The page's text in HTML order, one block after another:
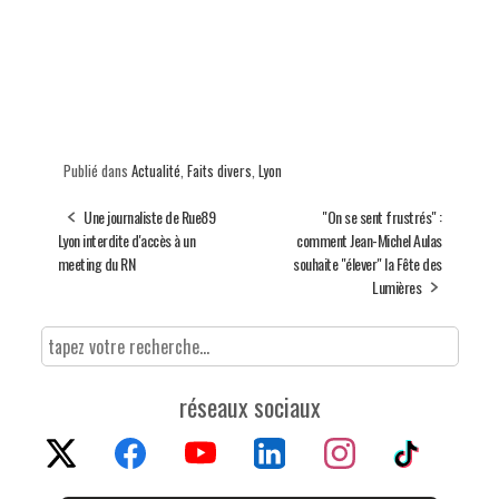
Publié dans Actualité, Faits divers, Lyon
Une journaliste de Rue89
Lyon interdite d'accès à un
meeting du RN
"On se sent frustrés" :
comment Jean-Michel Aulas
souhaite "élever" la Fête des
Lumières
réseaux sociaux